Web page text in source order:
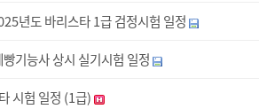
년도 바리스타 1급 검정시험 일정
기능사 상시 실기시험 일정
시험 일정 (1급)